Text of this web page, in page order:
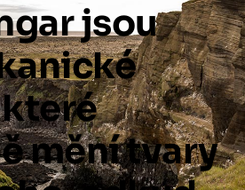
jsou
které
měnítvary